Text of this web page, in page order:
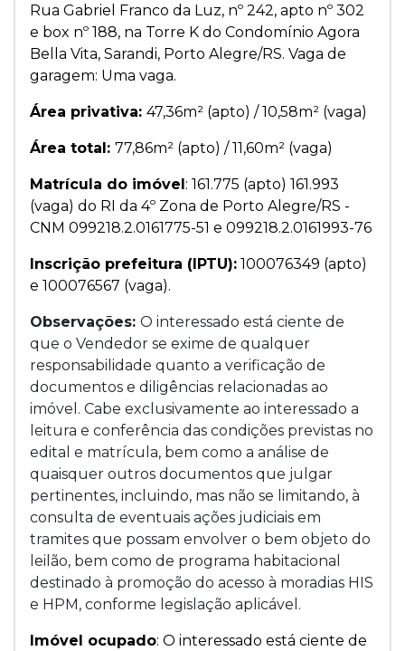
Rua Gabriel Franco da Luz, nº 242, apto nº 302
e box nº 188, na Torre K do Condomínio Agora
Bella Vita, Sarandi, Porto Alegre/RS. Vaga de
garagem: Uma vaga.
Área privativa: 47,36m² (apto) / 10,58m² (vaga)
Área total: 77,86m² (apto) / 11,60m² (vaga)
Matrícula do imóvel : 161.775 (apto) 161.993
(vaga) do RI da 4º Zona de Porto Alegre/RS -
CNM 099218.2.0161775-51 e 099218.2.0161993-76
Inscrição prefeitura (IPTU): 100076349 (apto)
e 100076567 (vaga).
Observações: O interessado está ciente de
que o Vendedor se exime de qualquer
responsabilidade quanto a verificação de
documentos e diligências relacionadas ao
imóvel. Cabe exclusivamente ao interessado a
leitura e conferência das condições previstas no
edital e matrícula, bem como a análise de
quaisquer outros documentos que julgar
pertinentes, incluindo, mas não se limitando, à
consulta de eventuais ações judiciais em
tramites que possam envolver o bem objeto do
leilão, bem como de programa habitacional
destinado à promoção do acesso à moradias HIS
e HPM, conforme legislação aplicável.
Imóvel ocupado: O interessado está ciente de